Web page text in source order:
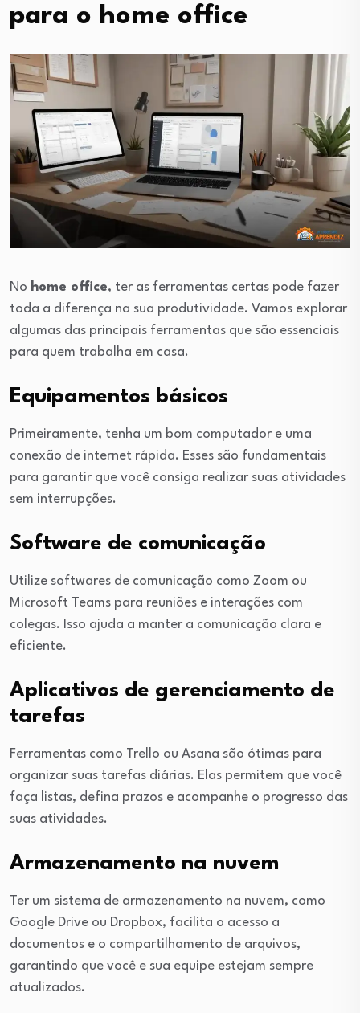
para o home office
No home office, ter as ferramentas certas pode fazer
toda a diferença na sua produtividade. Vamos explorar
algumas das principais ferramentas que são essenciais
para quem trabalha em casa.
Equipamentos básicos
Primeiramente, tenha um bom computador e uma
conexão de internet rápida. Esses são fundamentais
para garantir que você consiga realizar suas atividades
sem interrupções.
Software de comunicação
Utilize softwares de comunicação como Zoom ou
Microsoft Teams para reuniões e interações com
colegas. Isso ajuda a manter a comunicação clara e
eficiente.
Aplicativos de gerenciamento de
tarefas
Ferramentas como Trello ou Asana são ótimas para
organizar suas tarefas diárias. Elas permitem que você
faça listas, defina prazos e acompanhe o progresso das
suas atividades.
Armazenamento na nuvem
Ter um sistema de armazenamento na nuvem, como
Google Drive ou Dropbox, facilita o acesso a
documentos e o compartilhamento de arquivos,
garantindo que você e sua equipe estejam sempre
atualizados.